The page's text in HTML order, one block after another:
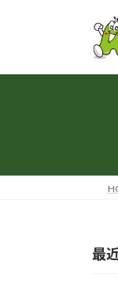
プ
動
最